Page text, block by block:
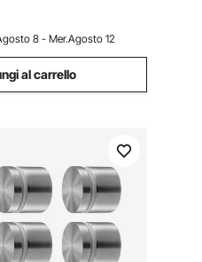
mm
8 - Mer.Agosto 12
al carrello